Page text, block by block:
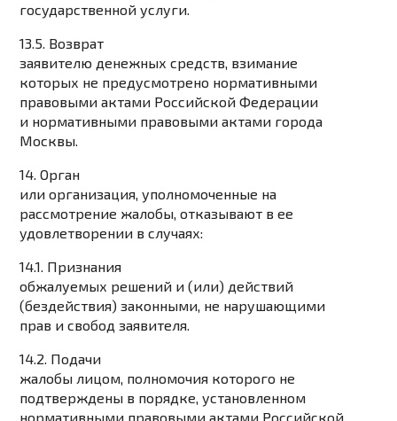
государственной услуги.
13.5. Возврат
заявителю денежных средств, взимание
которых не предусмотрено нормативными
правовыми актами Российской Федерации
и нормативными правовыми актами города
Москвы.
14. Орган
или организация, уполномоченные на
рассмотрение жалобы, отказывают в ее
удовлетворении в случаях:
14.1. Признания
обжалуемых решений и (или) действий
(бездействия) законными, не нарушающими
прав и свобод заявителя.
14.2. Подачи
жалобы лицом, полномочия которого не
подтверждены в порядке, установленном
нормативными правовыми актами Российской